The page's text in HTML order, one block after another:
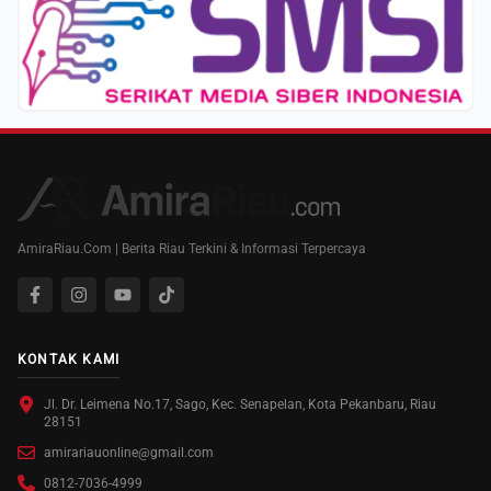
AmiraRiau.Com | Berita Riau Terkini & Informasi Terpercaya
KONTAK KAMI
Jl. Dr. Leimena No.17, Sago, Kec. Senapelan, Kota Pekanbaru, Riau
28151
amirariauonline@gmail.com
0812-7036-4999